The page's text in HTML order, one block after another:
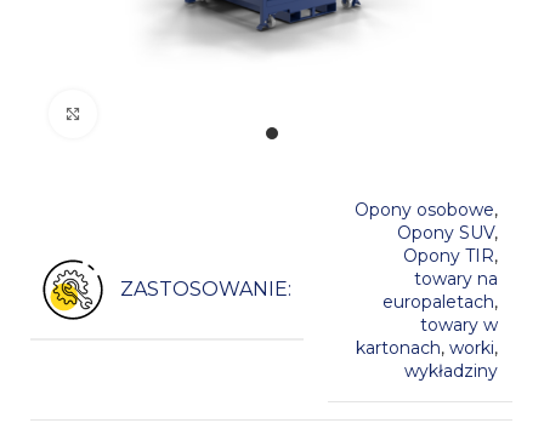
ZASTOSOWANIE:
Opony osobowe,
Opony SUV,
Opony TIR,
towary na
europaletach,
towary w
kartonach,worki,
wykładziny